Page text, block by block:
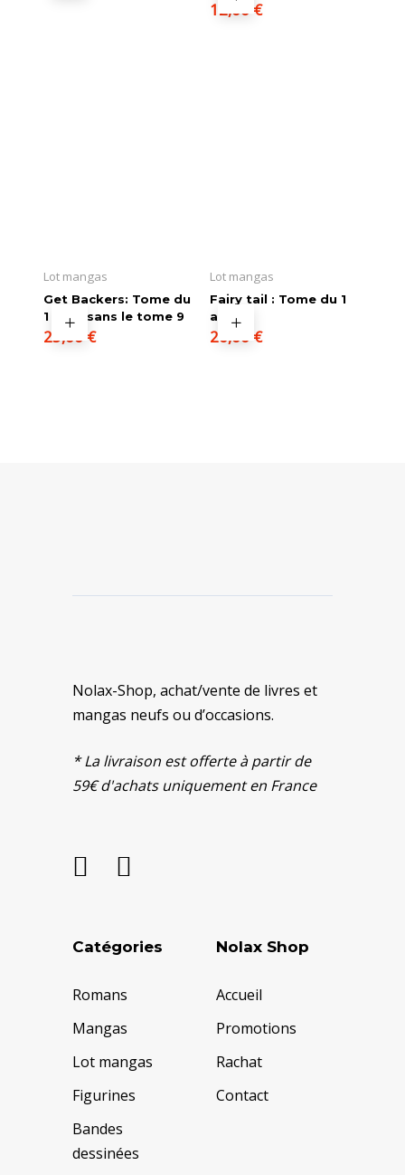
12,00 €
Lot mangas
Get Backers: Tome du
1 au 11 sans le tome 9
25,00 €
Lot mangas
Fairy tail : Tome du 1
au 6
20,00 €
Nolax-Shop, achat/vente de livres et
mangas neufs ou d’occasions.
* La livraison est offerte à partir de
59€ d'achats uniquement en France
Catégories
Romans
Mangas
Lot mangas
Figurines
Bandes
dessinées
Nolax Shop
Accueil
Promotions
Rachat
Contact